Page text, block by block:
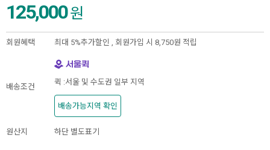
125,000원
회원혜택 최대 5%추가할인 , 회원가입 시 8,750원 적립
배송조건
퀵 :서울 및 수도권 일부 지역
배송가능지역 확인
원산지 하단 별도표기